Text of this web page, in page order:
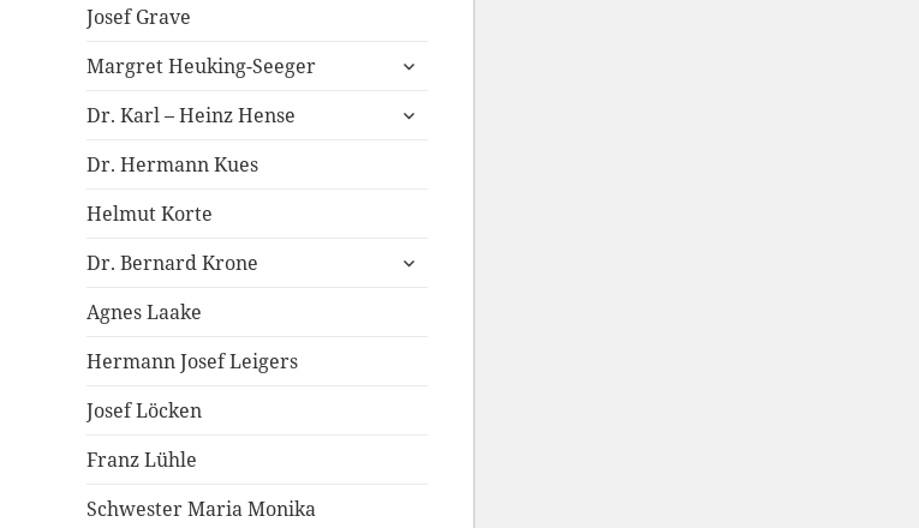
Josef Grave
Margret Heuking-Seeger
untermenü
Dr. Karl – Heinz Hense
untermenü
Dr. Hermann Kues
Helmut Korte
Dr. Bernard Krone
untermenü
Agnes Laake
Hermann Josef Leigers
Josef Löcken
Franz Lühle
Schwester Maria Monika